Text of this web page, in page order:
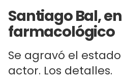
Santiago Bal,
farmacológico
Se agravó el
actor. Los detalles.